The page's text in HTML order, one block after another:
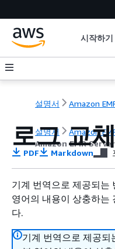
시작하기
설명서 Amazon
설명서
Amazon
Amazon EMR
로그 교
PDF Markdown
기계 번역으로 제공되는
영어의 내용이 상충하는
다.
기계 번역으로 제공되